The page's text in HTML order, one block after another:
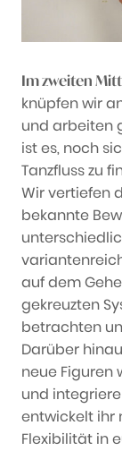
Im zweiten
knüpfen wir
und arbeiten
ist es, noch
Tanzfluss zu
Wir vertiefen
bekannte
auf dem
gekreuzten
betrachten
Darüber
neue Figuren
und
entwickelt ihr
Flexibilität in